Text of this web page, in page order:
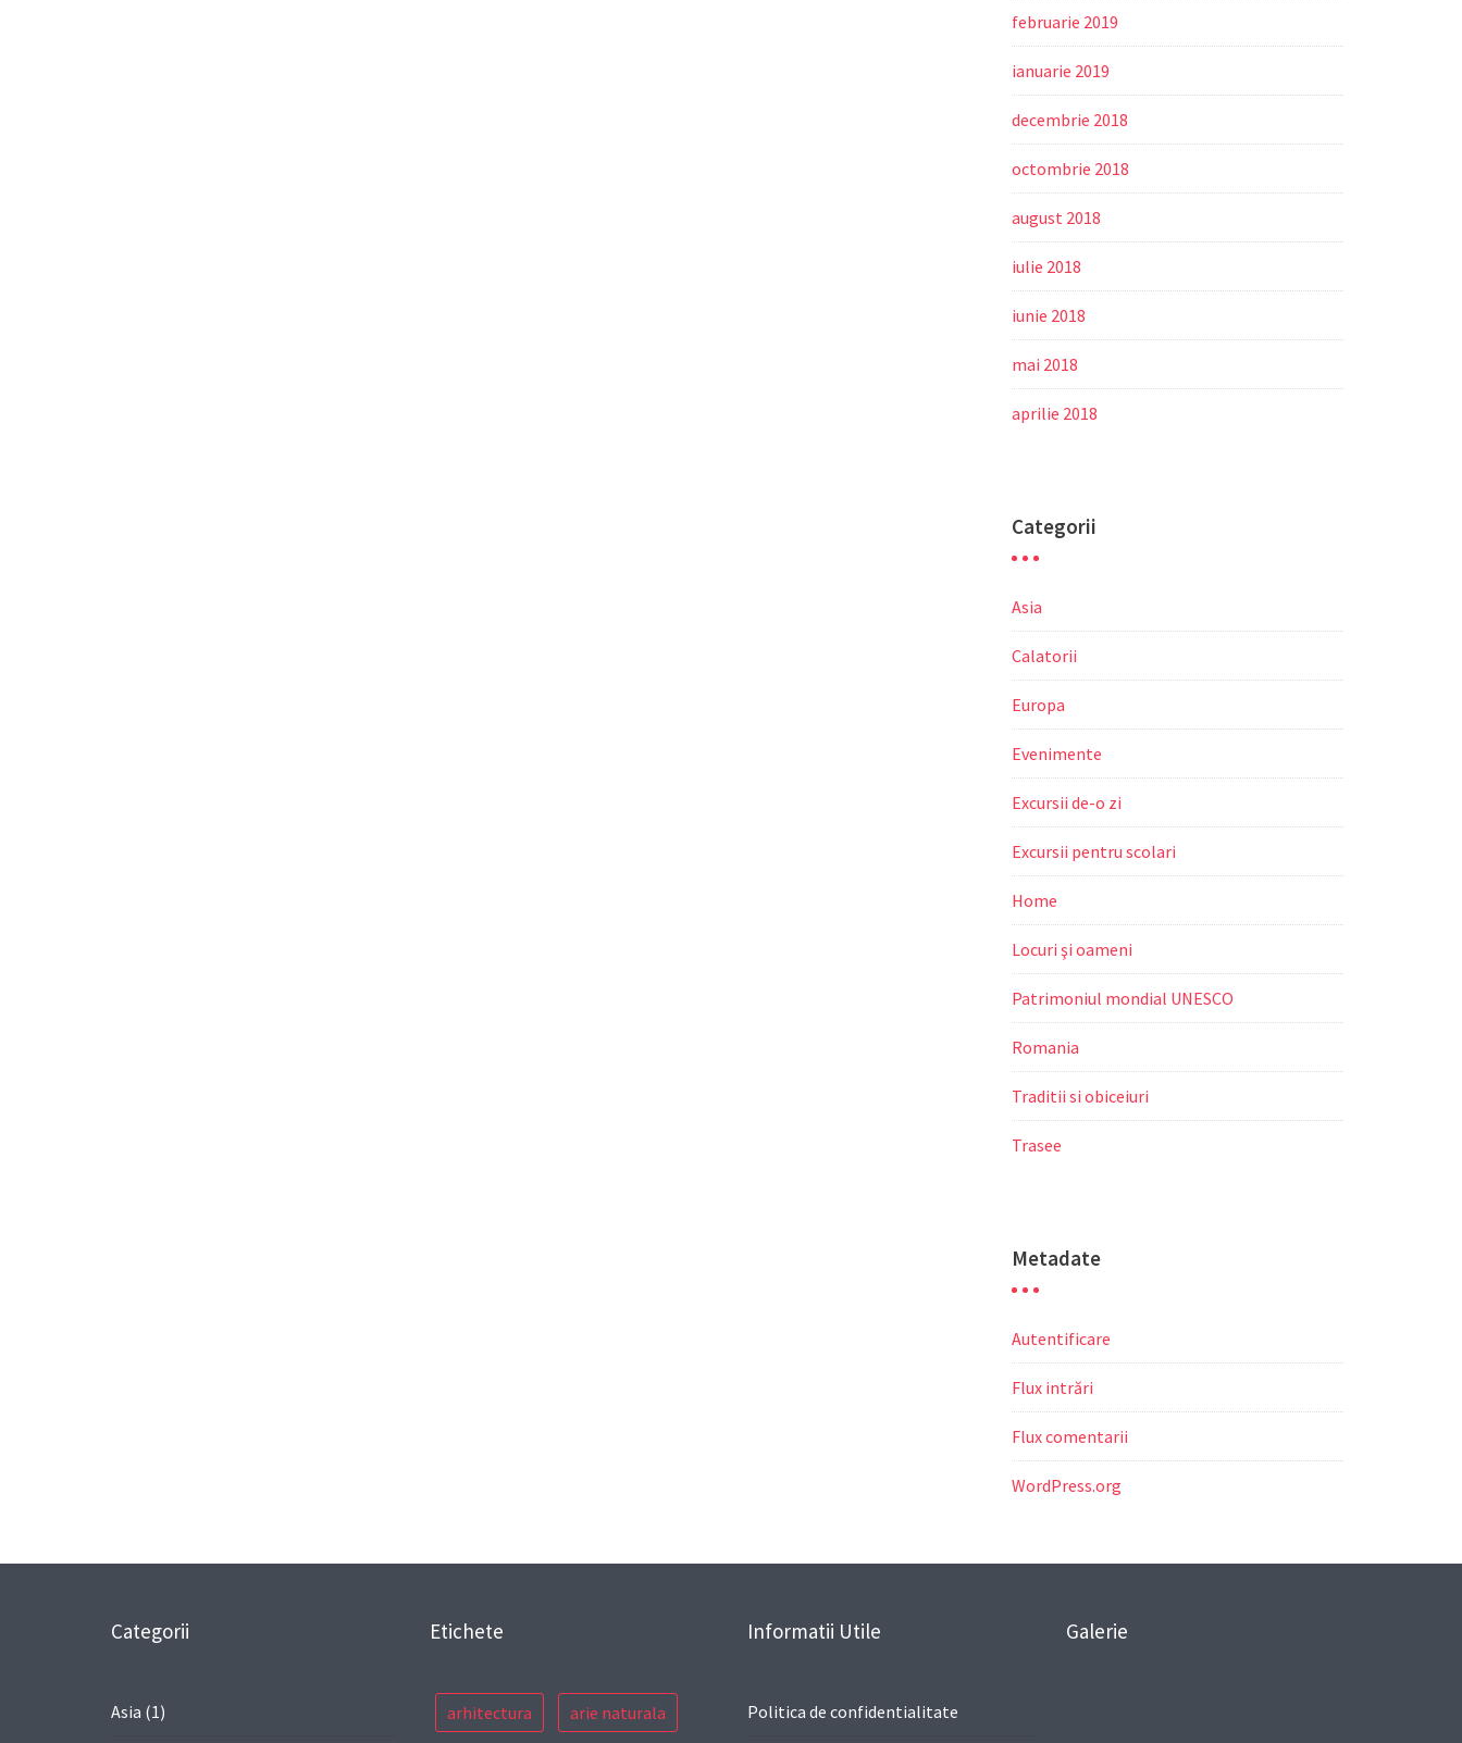
februarie 2019
ianuarie 2019
decembrie 2018
octombrie 2018
august 2018
iulie 2018
iunie 2018
mai 2018
aprilie 2018
Categorii
Asia
Calatorii
Europa
Evenimente
Excursii de-o zi
Excursii pentru scolari
Home
Locuri şi oameni
Patrimoniul mondial UNESCO
Romania
Traditii si obiceiuri
Trasee
Metadate
Autentificare
Flux intrări
Flux comentarii
WordPress.org
Categorii
Asia (1)
Etichete
arhitectura arie naturala
Informatii Utile
Politica de confidentialitate
Galerie